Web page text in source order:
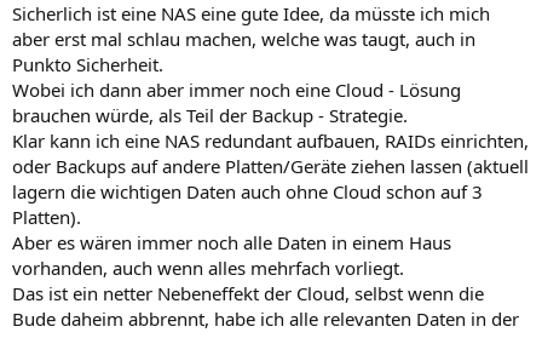
Sicherlich ist eine NAS eine gute Idee, da müsste ich mich
aber erst mal schlau machen, welche was taugt, auch in
Punkto Sicherheit.
Wobei ich dann aber immer noch eine Cloud - Lösung
brauchen würde, als Teil der Backup - Strategie.
Klar kann ich eine NAS redundant aufbauen, RAIDs einrichten,
oder Backups auf andere Platten/Geräte ziehen lassen (aktuell
lagern die wichtigen Daten auch ohne Cloud schon auf 3
Platten).
Aber es wären immer noch alle Daten in einem Haus
vorhanden, auch wenn alles mehrfach vorliegt.
Das ist ein netter Nebeneffekt der Cloud, selbst wenn die
Bude daheim abbrennt, habe ich alle relevanten Daten in der